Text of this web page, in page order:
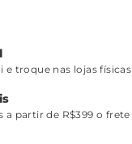
e troque nas lojas
a partir de R$399 o frete